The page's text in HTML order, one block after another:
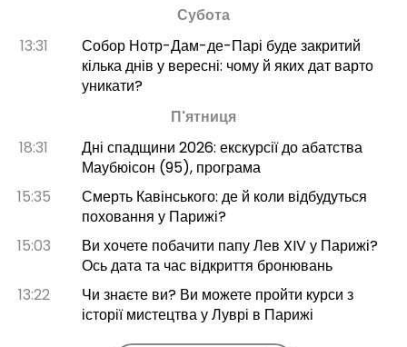
Субота
13:31
Собор Нотр-Дам-де-Парі буде закритий
кілька днів у вересні: чому й яких дат варто
уникати?
П'ятниця
18:31
Дні спадщини 2026: екскурсії до абатства
Маубюісон (95), програма
15:35
Смерть Кавінського: де й коли відбудуться
поховання у Парижі?
15:03
Ви хочете побачити папу Лев XIV у Парижі?
Ось дата та час відкриття бронювань
13:22
Чи знаєте ви? Ви можете пройти курси з
історії мистецтва у Луврі в Парижі